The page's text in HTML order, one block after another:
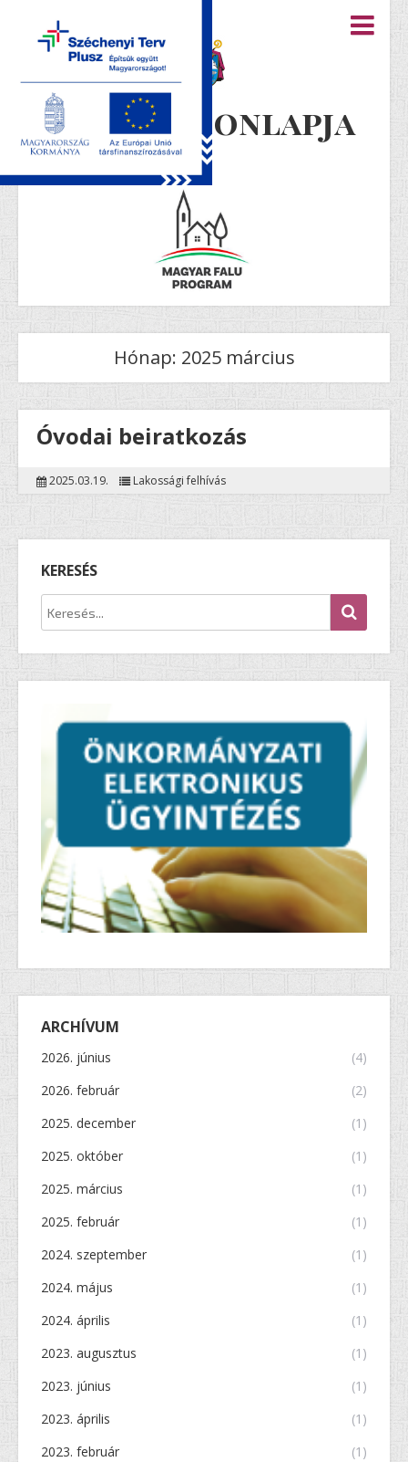
Újiráz honlapja
Hónap: 2025 március
Óvodai beiratkozás
2025.03.19. Lakossági felhívás
KERESÉS
ARCHÍVUM
2026. június
(4)
2026. február
(2)
2025. december
(1)
2025. október
(1)
2025. március
(1)
2025. február
(1)
2024. szeptember
(1)
2024. május
(1)
2024. április
(1)
2023. augusztus
(1)
2023. június
(1)
2023. április
(1)
2023. február
(1)